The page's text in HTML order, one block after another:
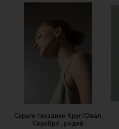
Серьги гвоздики Круг/Овал.
Серебро , родий